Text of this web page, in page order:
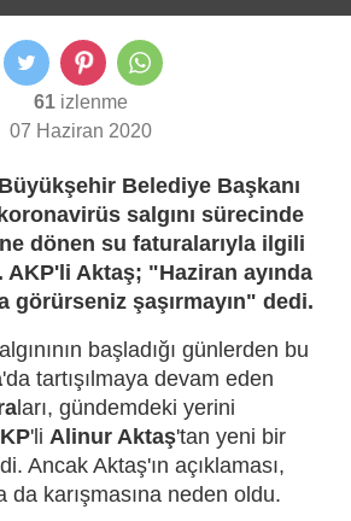
61 izlenme
07 Haziran 2020
Belediye Başkanı
salgını sürecinde
dönen su faturalarıyla ilgili
AKP'li Aktaş; "Haziran ayında
görürseniz şaşırmayın" dedi.
başladığı günlerden bu
'da tartışılmaya devam eden
ları, gündemdeki yerini
'li Alinur Aktaş'tan yeni bir
Ancak Aktaş'ın açıklaması,
da karışmasına neden oldu.